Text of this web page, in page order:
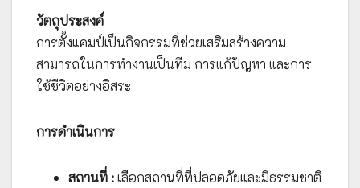
วัตถุประสงค์
การตั้งแคมป์เป็นกิจกรรมที่ช่วยเสริมสร้างความ
สามารถในการทำงานเป็นทีม การแก้ปัญหา และการ
ใช้ชีวิตอย่างอิสระ
การดำเนินการ
สถานที่ :เลือกสถานที่ที่ปลอดภัยและมีธรรมชาติ